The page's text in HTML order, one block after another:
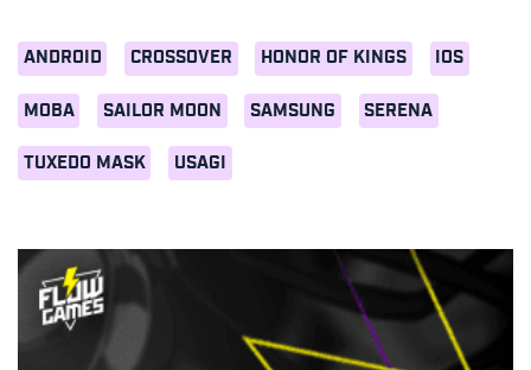
ANDROID CROSSOVER HONOR OF KINGS IOS
MOBA SAILOR MOON SAMSUNG SERENA
TUXEDO MASK USAGI